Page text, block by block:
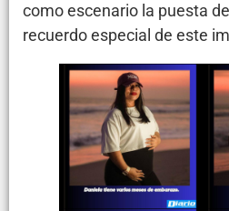
como escenario la puesta
recuerdo especial de este